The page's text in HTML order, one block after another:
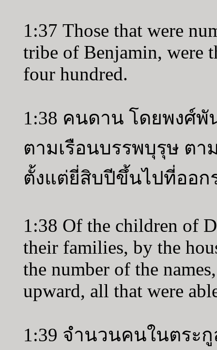
1:37 Those that were
tribe of Benjamin, were
four hundred.
1:38 คนดาน โดยพงศ์
ตามเรือนบรรพบุรุษ ต
ตั้งแต่ยี่สิบปีขึ้นไปที่ออก
1:38 Of the children of
their families, by the
the number of the
upward, all that were
1:39 จำนวนคนในตระ